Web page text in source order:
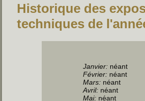
Historique des
techniques de
Janvier: néant
Février: néant
Mars: néant
Avril: néant
Mai: néant